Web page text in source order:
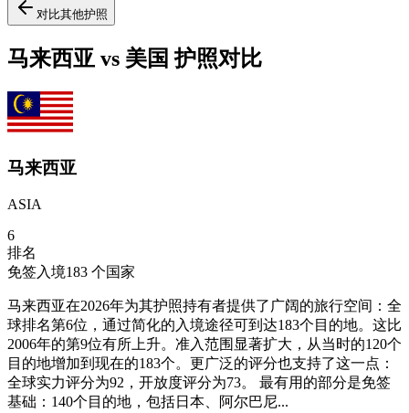
对比其他护照
马来西亚 vs 美国 护照对比
马来西亚
ASIA
6
排名
免签入境183 个国家
马来西亚在2026年为其护照持有者提供了广阔的旅行空间：全
球排名第6位，通过简化的入境途径可到达183个目的地。这比
2006年的第9位有所上升。准入范围显著扩大，从当时的120个
目的地增加到现在的183个。更广泛的评分也支持了这一点：
全球实力评分为92，开放度评分为73。 最有用的部分是免签
基础：140个目的地，包括日本、阿尔巴尼...